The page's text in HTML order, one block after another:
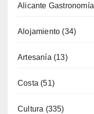
Alicante Gastronomía
Alojamiento (34)
Artesanía (13)
Costa (51)
Cultura (335)